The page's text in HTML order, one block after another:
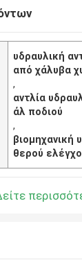
υδραυλική
από χάλυβα
,
αντλία
άλ ποδιού
,
βιομηχανική
θερού